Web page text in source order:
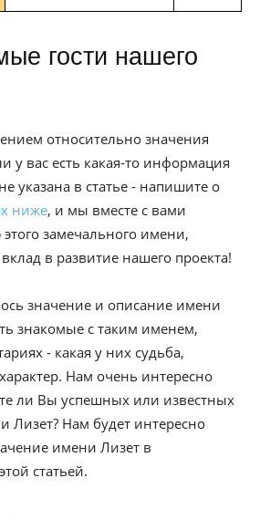
относительно значения
у вас есть какая-то информация
указана в статье - напишите о
ниже, и мы вместе с вами
замечального имени,
в развитие нашего проекта!
значение и описание имени
знакомые с таким именем,
- какая у них судьба,
Нам очень интересно
ли Вы успешных или известных
Лизет? Нам будет интересно
имени Лизет в
статьей.